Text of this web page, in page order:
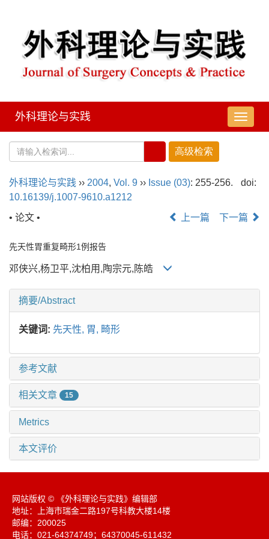
导
航
外科理论与实践
外科理论与实践 ›› 2004, Vol. 9 ›› Issue (03): 255-256.
doi:
10.16139/j.1007-9610.a1212
• 论文 •
上一篇 下一篇
先天性胃重复畸形1例报告
邓侠兴,杨卫平,沈柏用,陶宗元,陈皓
摘要/Abstract
关键词: 先天性, 胃, 畸形
参考文献
相关文章 15
Metrics
本文评价
网站版权 © 《外科理论与实践》编辑部
地址：上海市瑞金二路197号科教大楼14楼
邮编：200025
电话：021-64374749；64370045-611432